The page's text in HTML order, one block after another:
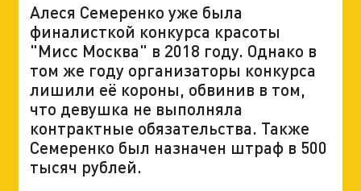
Алеся Семеренко уже была
финалисткой конкурса красоты
"Мисс Москва" в 2018 году. Однако в
том же году организаторы конкурса
лишили её короны, обвинив в том,
что девушка не выполняла
контрактные обязательства. Также
Семеренко был назначен штраф в 500
тысяч рублей.